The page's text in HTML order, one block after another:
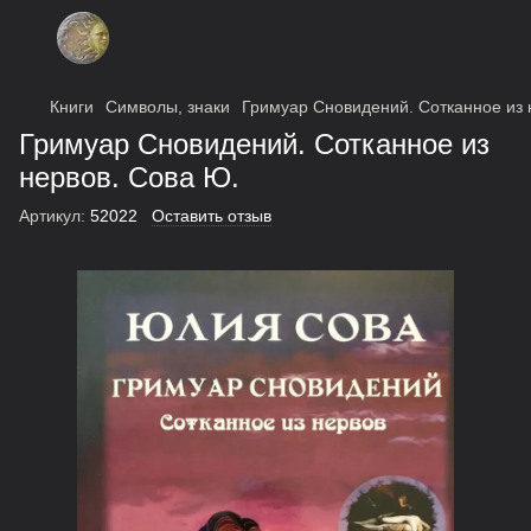
Книги Символы, знаки Гримуар Сновидений. Сотканное
Гримуар Сновидений. Сотканное из
нервов. Сова Ю.
Артикул: 52022 Оставить отзыв